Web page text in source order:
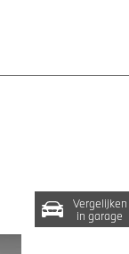
Vergelijken
in garage